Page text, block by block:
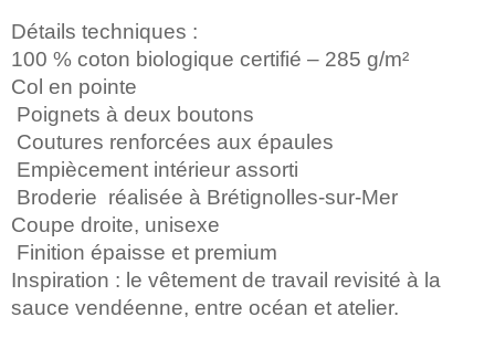
Détails techniques :
100 % coton biologique certifié – 285 g/m²
Col en pointe
Poignets à deux boutons
Coutures renforcées aux épaules
Empiècement intérieur assorti
Broderie réalisée à Brétignolles-sur-Mer
Coupe droite, unisexe
Finition épaisse et premium
Inspiration : le vêtement de travail revisité à la
sauce vendéenne, entre océan et atelier.